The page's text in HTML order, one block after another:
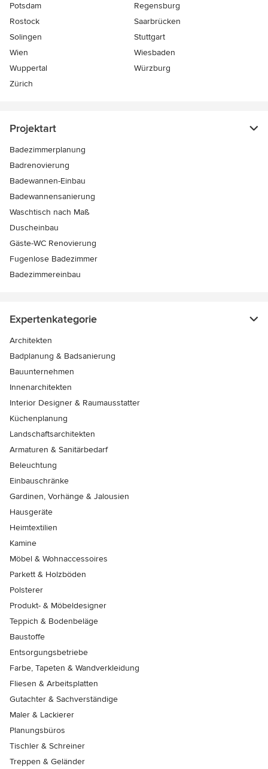
Potsdam
Regensburg
Rostock
Saarbrücken
Solingen
Stuttgart
Wien
Wiesbaden
Wuppertal
Würzburg
Zürich
Projektart
Badezimmerplanung
Badrenovierung
Badewannen-Einbau
Badewannensanierung
Waschtisch nach Maß
Duscheinbau
Gäste-WC Renovierung
Fugenlose Badezimmer
Badezimmereinbau
Expertenkategorie
Architekten
Badplanung & Badsanierung
Bauunternehmen
Innenarchitekten
Interior Designer & Raumausstatter
Küchenplanung
Landschaftsarchitekten
Armaturen & Sanitärbedarf
Beleuchtung
Einbauschränke
Gardinen, Vorhänge & Jalousien
Hausgeräte
Heimtextilien
Kamine
Möbel & Wohnaccessoires
Parkett & Holzböden
Polsterer
Produkt- & Möbeldesigner
Teppich & Bodenbeläge
Baustoffe
Entsorgungsbetriebe
Farbe, Tapeten & Wandverkleidung
Fliesen & Arbeitsplatten
Gutachter & Sachverständige
Maler & Lackierer
Planungsbüros
Tischler & Schreiner
Treppen & Geländer